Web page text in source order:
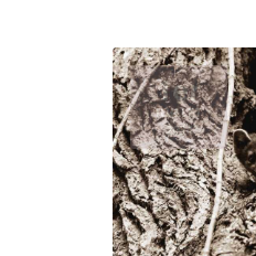
1er
JUILLET
2024